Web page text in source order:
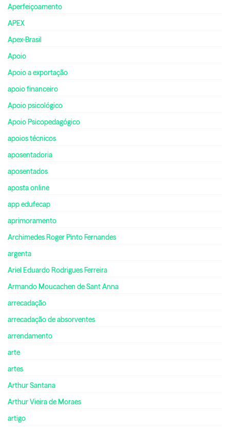
Aperfeiçoamento
APEX
Apex-Brasil
Apoio
Apoio a exportação
apoio financeiro
Apoio psicológico
Apoio Psicopedagógico
apoios técnicos
aposentadoria
aposentados
aposta online
app edufecap
aprimoramento
Archimedes Roger Pinto Fernandes
argenta
Ariel Eduardo Rodrigues Ferreira
Armando Moucachen de Sant Anna
arrecadação
arrecadação de absorventes
arrendamento
arte
artes
Arthur Santana
Arthur Vieira de Moraes
artigo